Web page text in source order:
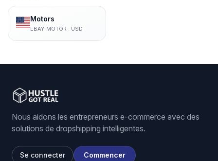
Motors
EBAY-MOTOR · USD
Nous aidons les entrepreneurs e-commerce avec des
solutions de dropshipping intelligentes.
Se connecter Commencer